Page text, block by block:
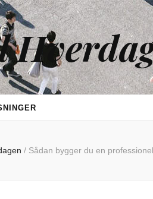
/ Sådan bygger du en